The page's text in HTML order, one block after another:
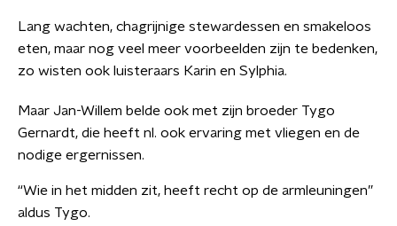
Lang wachten, chagrijnige stewardessen en smakeloos
eten, maar nog veel meer voorbeelden zijn te bedenken,
zo wisten ook luisteraars Karin en Sylphia.
Maar Jan-Willem belde ook met zijn broeder Tygo
Gernardt, die heeft nl. ook ervaring met vliegen en de
nodige ergernissen.
“Wie in het midden zit, heeft recht op de armleuningen”
aldus Tygo.